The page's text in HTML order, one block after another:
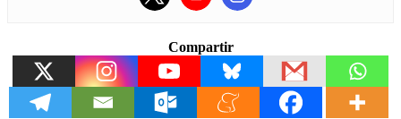
Compartir